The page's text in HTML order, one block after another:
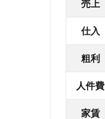
売上
仕入
粗利
人件費
家賃